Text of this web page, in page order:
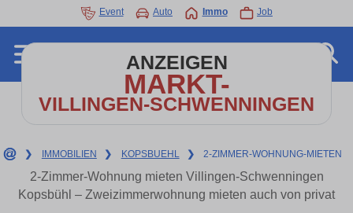
Event Auto Immo Job
ANZEIGEN
MARKT-
VILLINGEN-SCHWENNINGEN
❯ IMMOBILIEN ❯ KOPSBUEHL ❯ 2-ZIMMER-WOHNUNG-MIETEN
2-Zimmer-Wohnung mieten Villingen-Schwenningen
Kopsbühl – Zweizimmerwohnung mieten auch von privat